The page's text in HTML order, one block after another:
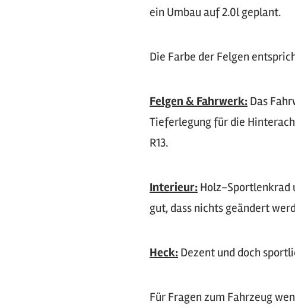
ein Umbau auf 2.0l geplant.
Die Farbe der Felgen
Felgen & Fahrwerk: Das
Tieferlegung für die
R13.
Interieur: Holz-Sportlenkrad
gut, dass nichts geändert
Heck: Dezent und doch
Für Fragen zum Fahrzeug